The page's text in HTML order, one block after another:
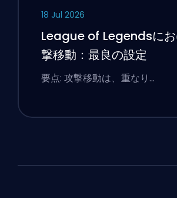
18 Jul 2026
League of Legendsに
撃移動：最良の設定
要点: 攻撃移動は、重なり…